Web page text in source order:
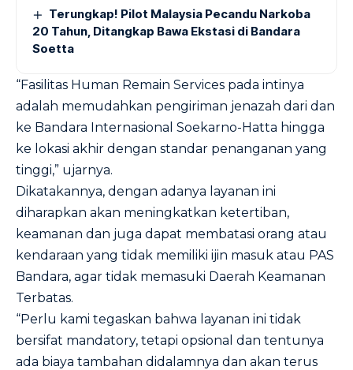
Terungkap! Pilot Malaysia Pecandu Narkoba
20 Tahun, Ditangkap Bawa Ekstasi di Bandara
Soetta
“Fasilitas Human Remain Services pada intinya
adalah memudahkan pengiriman jenazah dari dan
ke Bandara Internasional Soekarno-Hatta hingga
ke lokasi akhir dengan standar penanganan yang
tinggi,” ujarnya.
Dikatakannya, dengan adanya layanan ini
diharapkan akan meningkatkan ketertiban,
keamanan dan juga dapat membatasi orang atau
kendaraan yang tidak memiliki ijin masuk atau PAS
Bandara, agar tidak memasuki Daerah Keamanan
Terbatas.
“Perlu kami tegaskan bahwa layanan ini tidak
bersifat mandatory, tetapi opsional dan tentunya
ada biaya tambahan didalamnya dan akan terus